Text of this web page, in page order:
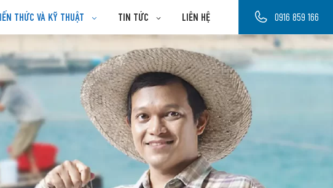
THỨC VÀ KỸ THUẬT TIN TỨC LIÊN HỆ 0916 859 166